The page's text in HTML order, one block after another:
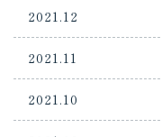
2021.12
2021.11
2021.10